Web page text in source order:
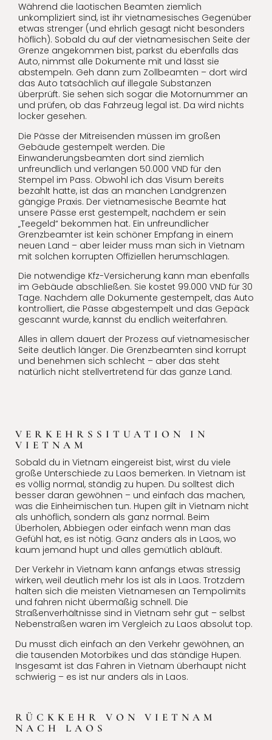
Während die laotischen Beamten ziemlich
unkompliziert sind, ist ihr vietnamesisches Gegenüber
etwas strenger (und ehrlich gesagt nicht besonders
höflich). Sobald du auf der vietnamesischen Seite der
Grenze angekommen bist, parkst du ebenfalls das
Auto, nimmst alle Dokumente mit und lässt sie
abstempeln. Geh dann zum Zollbeamten – dort wird
das Auto tatsächlich auf illegale Substanzen
überprüft. Sie sehen sich sogar die Motornummer an
und prüfen, ob das Fahrzeug legal ist. Da wird nichts
locker gesehen.
Die Pässe der Mitreisenden müssen im großen
Gebäude gestempelt werden. Die
Einwanderungsbeamten dort sind ziemlich
unfreundlich und verlangen 50.000 VND für den
Stempel im Pass. Obwohl ich das Visum bereits
bezahlt hatte, ist das an manchen Landgrenzen
gängige Praxis. Der vietnamesische Beamte hat
unsere Pässe erst gestempelt, nachdem er sein
„Teegeld“ bekommen hat. Ein unfreundlicher
Grenzbeamter ist kein schöner Empfang in einem
neuen Land – aber leider muss man sich in Vietnam
mit solchen korrupten Offiziellen herumschlagen.
Die notwendige Kfz-Versicherung kann man ebenfalls
im Gebäude abschließen. Sie kostet 99.000 VND für 30
Tage. Nachdem alle Dokumente gestempelt, das Auto
kontrolliert, die Pässe abgestempelt und das Gepäck
gescannt wurde, kannst du endlich weiterfahren.
Alles in allem dauert der Prozess auf vietnamesischer
Seite deutlich länger. Die Grenzbeamten sind korrupt
und benehmen sich schlecht – aber das steht
natürlich nicht stellvertretend für das ganze Land.
VERKEHRSSITUATION IN
VIETNAM
Sobald du in Vietnam eingereist bist, wirst du viele
große Unterschiede zu Laos bemerken. In Vietnam ist
es völlig normal, ständig zu hupen. Du solltest dich
besser daran gewöhnen – und einfach das machen,
was die Einheimischen tun. Hupen gilt in Vietnam nicht
als unhöflich, sondern als ganz normal. Beim
Überholen, Abbiegen oder einfach wenn man das
Gefühl hat, es ist nötig. Ganz anders als in Laos, wo
kaum jemand hupt und alles gemütlich abläuft.
Der Verkehr in Vietnam kann anfangs etwas stressig
wirken, weil deutlich mehr los ist als in Laos. Trotzdem
halten sich die meisten Vietnamesen an Tempolimits
und fahren nicht übermäßig schnell. Die
Straßenverhältnisse sind in Vietnam sehr gut – selbst
Nebenstraßen waren im Vergleich zu Laos absolut top.
Du musst dich einfach an den Verkehr gewöhnen, an
die tausenden Motorbikes und das ständige Hupen.
Insgesamt ist das Fahren in Vietnam überhaupt nicht
schwierig – es ist nur anders als in Laos.
RÜCKKEHR VON VIETNAM
NACH LAOS